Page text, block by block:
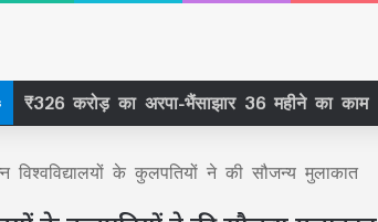
विश्वविद्यालयों के कुलपतियों ने की सौजन्य मुलाकात